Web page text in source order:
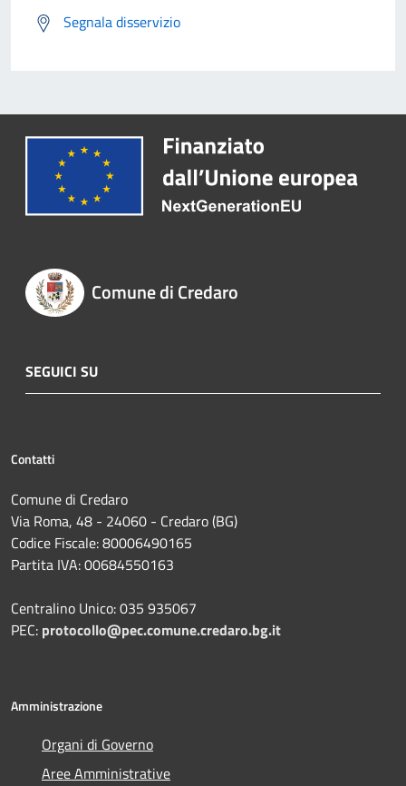
Segnala disservizio
Comune di Credaro
SEGUICI SU
Contatti
Comune di Credaro
Via Roma, 48 - 24060 - Credaro (BG)
Codice Fiscale: 80006490165
Partita IVA: 00684550163
Centralino Unico: 035 935067
PEC: protocollo@pec.comune.credaro.bg.it
Amministrazione
Organi di Governo
Aree Amministrative